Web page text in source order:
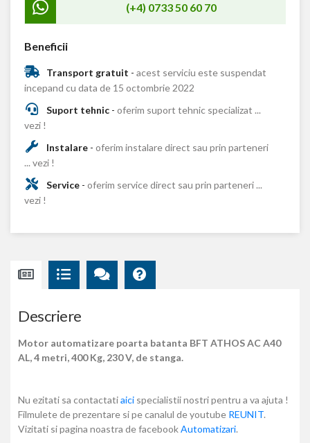
(+4) 0733 50 60 70
Beneficii
Transport gratuit - acest serviciu este suspendat
incepand cu data de 15 octombrie 2022
Suport tehnic- oferim suport tehnic specializat ...
vezi !
Instalare- oferim instalare direct sau prin parteneri
... vezi !
Service- oferim service direct sau prin parteneri ...
vezi !
Descriere
Motor automatizare poarta batanta BFT ATHOS AC A40
AL, 4 metri, 400 Kg, 230 V, de stanga.
Nu ezitati sa contactatiaici specialistii nostri pentru a va ajuta !
Filmulete de prezentare si pe canalul de youtube REUNIT.
Vizitati si pagina noastra de facebookAutomatizari.